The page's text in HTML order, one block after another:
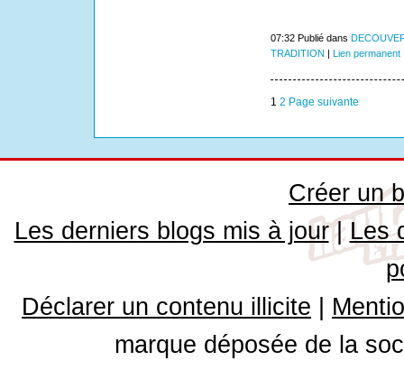
07:32 Publié dans
TRADITION | Lien permanent
1 2 Page suivante
Créer un
Les derniers blogs mis à jour| Les
Déclarer un contenu illicite
marque déposée de la